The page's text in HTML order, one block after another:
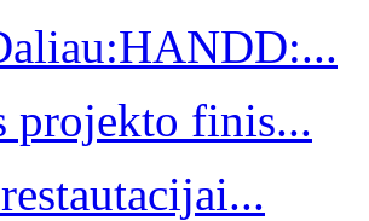
projekto finis...